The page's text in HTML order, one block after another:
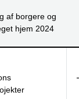
af borgere og
hjem 2024